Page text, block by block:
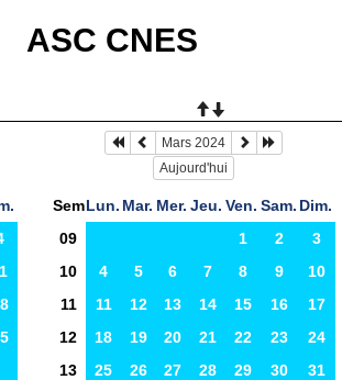
ASC CNES
Mars 2024
Aujourd'hui
SemLun. Mar. Mer. Jeu. Ven. Sam. Dim.
09
1 2
3
10
4 5 6 7 8 9
10
11
11 12 13 14 15 16
17
12
18 19 20 21 22 23
24
13
25 26 27 28 29 30 31